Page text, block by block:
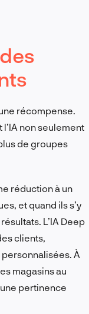
récompense.
non seulement
de groupes
réduction à un
et quand ils s’y
L’IA Deep
clients,
À
magasins au
pertinence